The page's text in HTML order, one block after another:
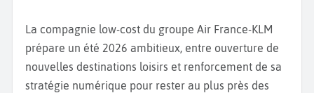
La compagnie low-cost du groupe Air France-KLM
prépare un été 2026 ambitieux, entre ouverture de
nouvelles destinations loisirs et renforcement de sa
stratégie numérique pour rester au plus près des